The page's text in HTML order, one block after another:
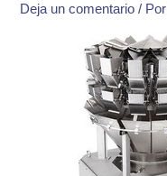
Deja un comentario / Por